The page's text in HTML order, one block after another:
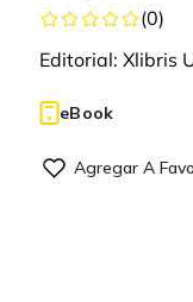
(0)
Editorial: Xlibris
eBook